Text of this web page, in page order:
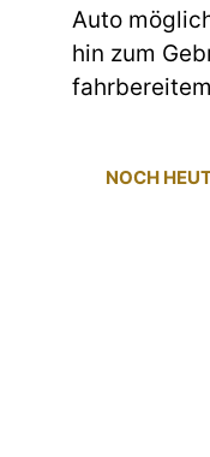
Auto
hin zum
NOCH